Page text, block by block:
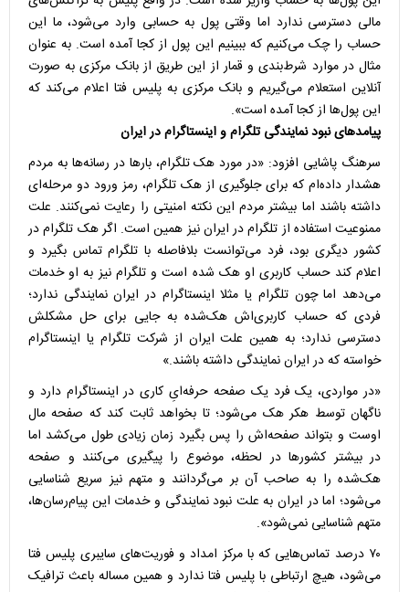
مالی دسترسی ندارد اما وقتی پول به حسابی وارد می‌شود، ما این
حساب را چک می‌کنیم که ببینیم این پول از کجا آمده است. به عنوان
مثال در موارد شرط‌بندی و قمار از این طریق از بانک مرکزی به صورت
آنلاین استعلام می‌گیریم و بانک مرکزی به پلیس فتا اعلام می‌کند که
این پول‌ها از کجا آمده است».
پیامدهای نبود نمایندگی تلگرام و اینستاگرام در ایران
سرهنگ پاشایی افزود: «در مورد هک تلگرام، بارها در رسانه‌ها به مردم
هشدار داده‌ام که برای جلوگیری از هک تلگرام، رمز ورود دو مرحله‌ای
داشته باشند اما بیشتر مردم این نکته امنیتی را رعایت نمی‌کنند. علت
ممنوعیت استفاده از تلگرام در ایران نیز همین است. اگر هک تلگرام در
کشور دیگری بود، فرد می‌توانست بلافاصله با تلگرام تماس بگیرد و
اعلام کند حساب کاربری او هک شده است و تلگرام نیز به او خدمات
می‌دهد اما چون تلگرام یا مثلا اینستاگرام در ایران نمایندگی ندارد؛
فردی که حساب کاربری‌اش هک‌شده به جایی برای حل مشکلش
دسترسی ندارد؛ به همین علت ایران از شرکت تلگرام یا اینستاگرام
خواسته که در ایران نمایندگی داشته باشند.»
«در مواردی، یک فرد یک صفحه حرفه‌ایِ کاری در اینستاگرام دارد و
ناگهان توسط هکر هک می‌شود؛ تا بخواهد ثابت کند که صفحه مال
اوست و بتواند صفحه‌اش را پس بگیرد زمان زیادی طول می‌کشد اما
در بیشتر کشورها در لحظه، موضوع را پیگیری می‌کنند و صفحه
هک‌شده را به صاحب آن بر می‌گردانند و متهم نیز سریع شناسایی
می‌شود؛ اما در ایران به علت نبود نمایندگی و خدمات این پیام‌رسان‌ها،
متهم شناسایی نمی‌شود».
۷۰ درصد تماس‌هایی که با مرکز امداد و فوریت‌های سایبری پلیس فتا
می‌شود، هیچ ارتباطی با پلیس فتا ندارد و همین مساله باعث ترافیک